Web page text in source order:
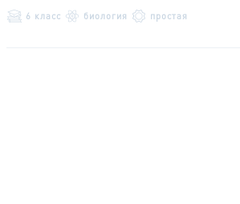
6 класс биология простая